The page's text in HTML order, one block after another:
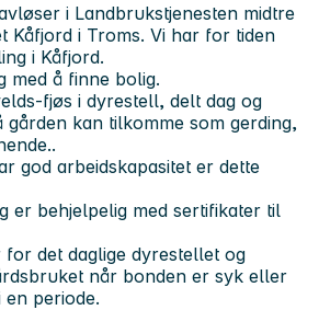
i Landbrukstjenesten midtre
Kåfjord i Troms. Vi har for tiden
i Kåfjord.
med å finne bolig.
fjøs i dyrestell, delt dag og
kan tilkomme som gerding,
god arbeidskapasitet er dette
er behjelpelig med sertifikater til
det daglige dyrestellet og
når bonden er syk eller
periode.